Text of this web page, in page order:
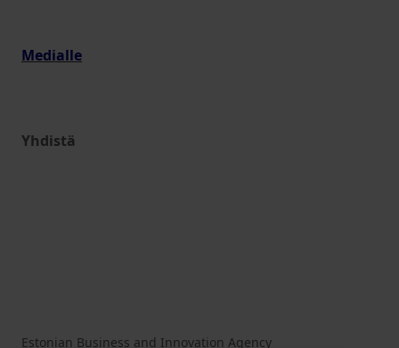
Medialle
Yhdistä
Estonian Business and Innovation Agency